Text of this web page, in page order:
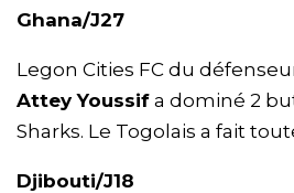
Ghana/J27
Legon Cities FC du
Attey Youssif a dominé 2
Sharks. Le Togolais a fait
Djibouti/J18